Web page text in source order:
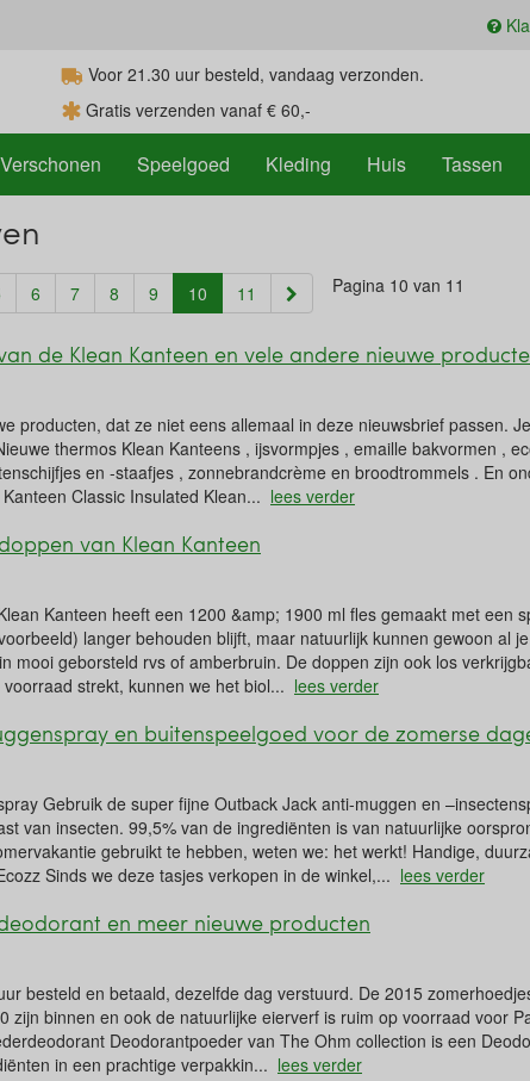
Voor 21.30 uur besteld, vandaag verzonden.
Gratis verzenden vanaf € 60,-
Verschonen Speelgoed Kleding Huis Tassen
6 7 8 9 10 (current)
11 Pagina 10 van 11
de Klean Kanteen en vele andere nieuwe
producten, dat ze niet eens allemaal in deze nieuwsbrief passen.
thermos Klean Kanteens , ijsvormpjes , emaille bakvormen ,
en -staafjes , zonnebrandcrème en broodtrommels . En
Classic Insulated Klean... lees verder
van Klean Kanteen
Kanteen heeft een 1200 &amp; 1900 ml fles gemaakt met een
langer behouden blijft, maar natuurlijk kunnen gewoon al
mooi geborsteld rvs of amberbruin. De doppen zijn ook los
strekt, kunnen we het biol... lees verder
en buitenspeelgoed voor de zomerse
Gebruik de super fijne Outback Jack anti-muggen en
van insecten. 99,5% van de ingrediënten is van natuurlijke
gebruikt te hebben, weten we: het werkt! Handige,
Sinds we deze tasjes verkopen in de winkel,... lees verder
en meer nieuwe producten
besteld en betaald, dezelfde dag verstuurd. De 2015
zijn binnen en ook de natuurlijke eierverf is ruim op voorraad voor
Deodorantpoeder van The Ohm collection is een
in een prachtige verpakkin... lees verder